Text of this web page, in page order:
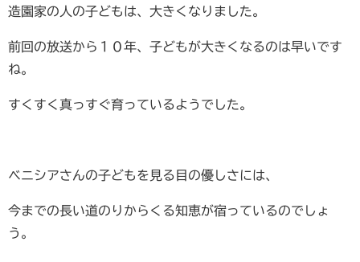
造園家の人の子どもは、大きくなりました。
前回の放送から１０年、子どもが大きくなるのは早いです
ね。
すくすく真っすぐ育っているようでした。
ベニシアさんの子どもを見る目の優しさには、
今までの長い道のりからくる知恵が宿っているのでしょ
う。